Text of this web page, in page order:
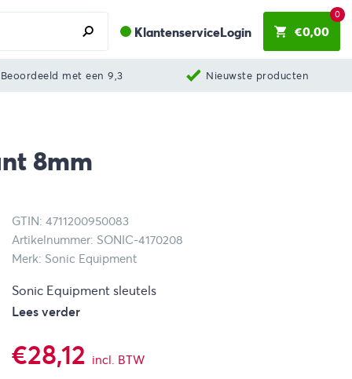
KlantenserviceLogin €0,00
0
Beoordeeld met een 9,3 Nieuwste producten
8mm
GTIN: 4711200950083
Artikelnummer: SONIC-4170208
Merk: Sonic Equipment
Sonic Equipment sleutels
Lees verder
€28,12 incl. BTW